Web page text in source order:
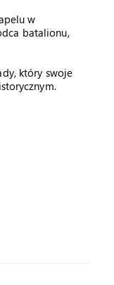
w
batalionu,
który swoje